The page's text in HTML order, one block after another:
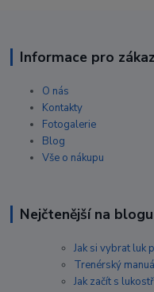
Informace pro
O nás
Kontakty
Fotogalerie
Blog
Vše o nákupu
Nejčtenější na blogu
Jak si vybrat luk
Trenérský
Jak začít s